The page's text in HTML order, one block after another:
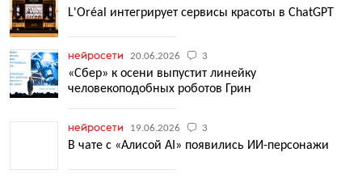
L'Oréal интегрирует сервисы красоты в ChatGPT
нейросети 20.06.2026 3
«Сбер» к осени выпустит линейку
человекоподобных роботов Грин
нейросети 19.06.2026 3
В чате с «Алисой AI» появились ИИ-персонажи